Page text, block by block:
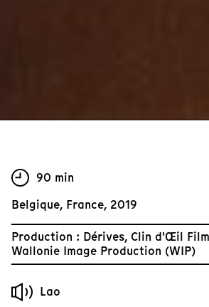
90 min
Belgique, France, 2019
Production : Dérives, Clin d'Œil
Wallonie Image Production (WIP)
Lao